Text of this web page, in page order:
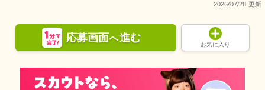
2026/07/28 更新
応募画面へ進む
お気に入り